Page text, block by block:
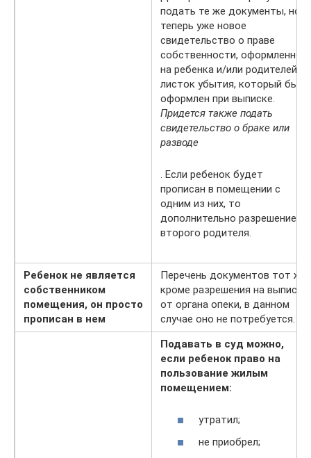
подать те же документы, но
теперь уже новое
свидетельство о праве
собственности, оформленное
на ребенка и/или родителей и
листок убытия, который был
оформлен при выписке.
Придется также подать
свидетельство о браке или
разводе
. Если ребенок будет
прописан в помещении с
одним из них, то
дополнительно разрешение
второго родителя.
Ребенок не является
собственником
помещения, он просто
прописан в нем
Перечень документов тот же,
кроме разрешения на выписку
от органа опеки, в данном
случае оно не потребуется.
Подавать в суд можно,
если ребенок право на
пользование жилым
помещением:
утратил;
не приобрел;